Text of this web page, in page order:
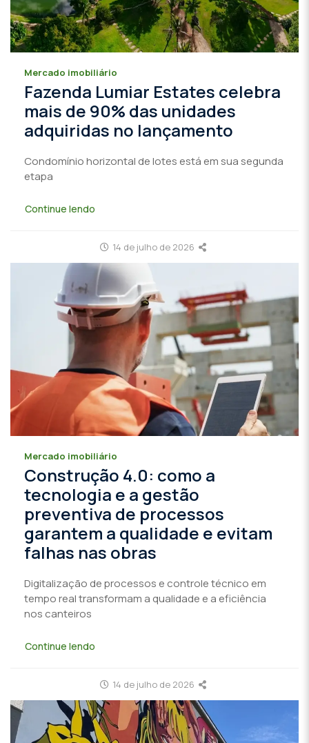
Mercado imobiliário
Fazenda Lumiar Estates celebra
mais de 90% das unidades
adquiridas no lançamento
Condomínio horizontal de lotes está em sua segunda
etapa
Continue lendo
14 de julho de 2026
Mercado imobiliário
Construção 4.0: como a
tecnologia e a gestão
preventiva de processos
garantem a qualidade e evitam
falhas nas obras
Digitalização de processos e controle técnico em
tempo real transformam a qualidade e a eficiência
nos canteiros
Continue lendo
14 de julho de 2026